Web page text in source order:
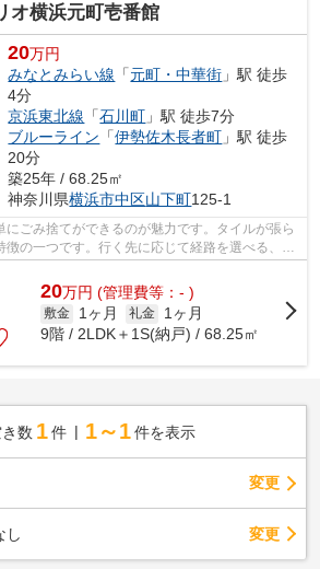
オ横浜元町壱番館
20万円
みなとみらい線 「元町・中華街 」駅 徒歩
4分
京浜東北線 「石川町 」駅 徒歩7分
ブルーライン 「伊勢佐木長者町 」駅 徒歩
20分
築25年 / 68.25㎡
神奈川県横浜市中区山下町125-1
にごみ捨てができるのが魅力です。タイルが張ら
徴の一つです。行く先に応じて経路を選べる、2
階建ての物件...
20万円 (管理費等：- )
敷金 1ヶ月 礼金
1ヶ月
9階 / 2LDK＋1S(納戸) / 68.25㎡
数 1 件 1～1 件を表示
変更
し 変更